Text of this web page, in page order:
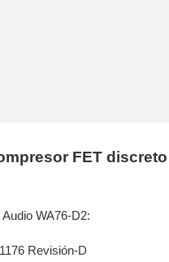
FET discreto
WA76-D2:
Revisión-D